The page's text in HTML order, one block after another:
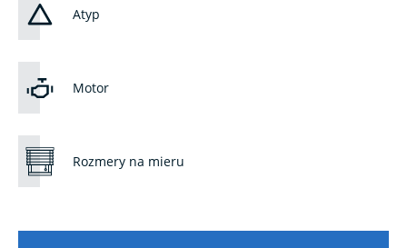
Atyp
Motor
Rozmery na mieru